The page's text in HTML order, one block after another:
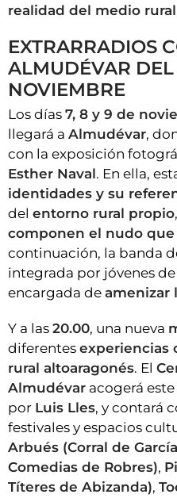
realidad del medio rural
EXTRARRADIOS
ALMUDÉVAR
NOVIEMBRE
Los días 7, 8 y 9 de
llegará a Almudévar,
con la exposición
Esther Naval. En ella,
identidades y su
del entorno rural propio
componen el nudo
continuación, la banda
integrada por jóvenes
encargada de amenizar
Y a las 20.00, una nueva
diferentes experiencias
rural altoaragonés. El
Almudévar acogerá
por Luis Lles, y contará
festivales y espacios
Arbués (Corral de
Comedias de Robres),
Títeres de Abizanda),